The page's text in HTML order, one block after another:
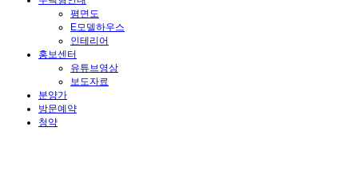
평면도
E모델하우스
인테리어
홍보센터
유튜브영상
보도자료
분양가
방문예약
청약